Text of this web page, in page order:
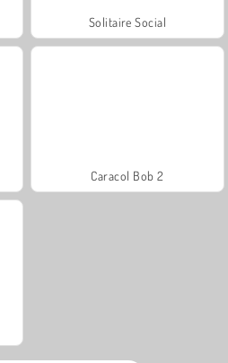
Solitaire Social
Caracol Bob 2